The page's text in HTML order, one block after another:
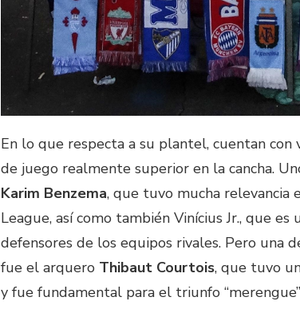
En lo que respecta a su plantel, cuentan con
de juego realmente superior en la cancha.
Karim Benzema, que tuvo mucha relevancia
League, así como también Vinícius Jr., que
defensores de los equipos rivales. Pero una
fue el arquero Thibaut Courtois, que tuvo
y fue fundamental para el triunfo